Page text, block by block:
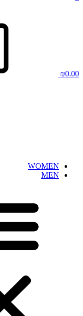
₪0.00
WOMEN
MEN